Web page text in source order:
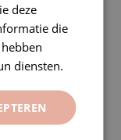
deze
die
diensten.